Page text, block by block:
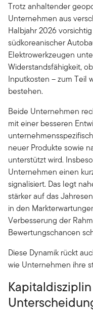
Trotz anhaltender
Unternehmen aus
Halbjahr 2026
südkoreanischer
Elektrowerkzeugen
Widerstandsfähigkeit,
Inputkosten – zum Teil
bestehen.
Beide Unternehmen
mit einer besseren
neuer Produkte sowie
unterstützt wird.
Unternehmen einen
signalisiert. Das legt
stärker auf das
in den
Verbesserung der
Bewertungschancen
Diese Dynamik rückt
wie Unternehmen ihre